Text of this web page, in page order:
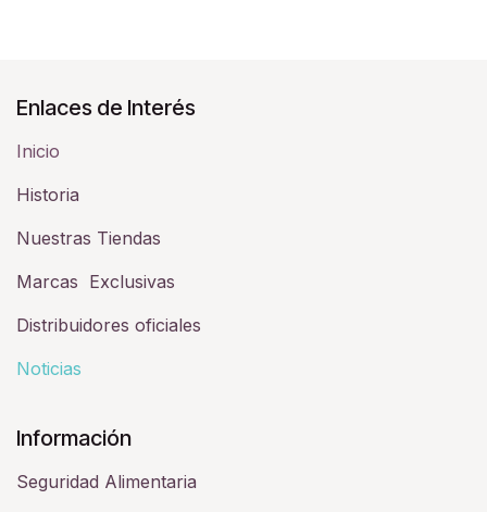
Enlaces de Interés
Inicio
Historia​
Nuestras Tiendas
Marcas Exclusivas
Distribuidores oficiales
Noticias
Información
Seguridad Alimentaria